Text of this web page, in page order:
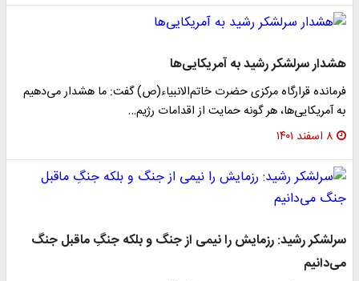
هشدار سرلشکر رشید به آمریکایی‌ها
فرمانده قرارگاه مرکزی حضرت خاتم‌الانبیاء(ص) گفت: ما هشدار می‌دهیم
به آمریکایی‌ها، هر گونه حمایت از اقدامات رژیم…
۸ اسفند ۱۴۰۱
سرلشکر رشید: رزمایش را نیمی از جنگ و بلکه جنگِ ماقبل جنگ
می‌دانیم